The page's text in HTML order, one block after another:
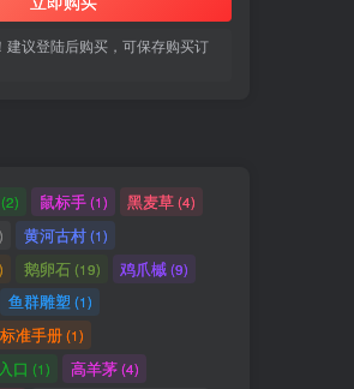
建议登陆后购买，可保存购买订
(2) 鼠标手(1) 黑麦草(4)
黄河古村(1)
鹅卵石(19) 鸡爪槭(9)
鱼群雕塑 (1)
准手册(1)
口 (1) 高羊茅(4)